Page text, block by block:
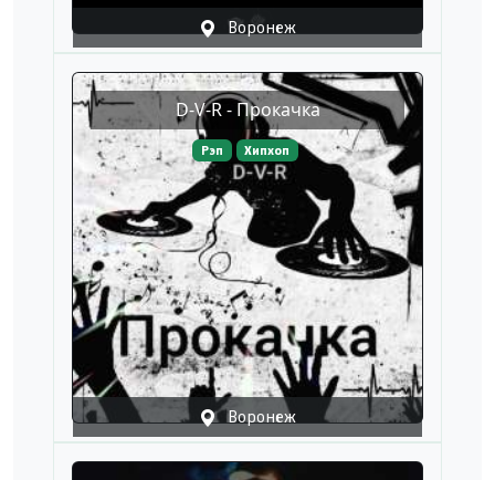
Воронеж
D-V-R - Прокачка
Рэп Хипхоп
Воронеж